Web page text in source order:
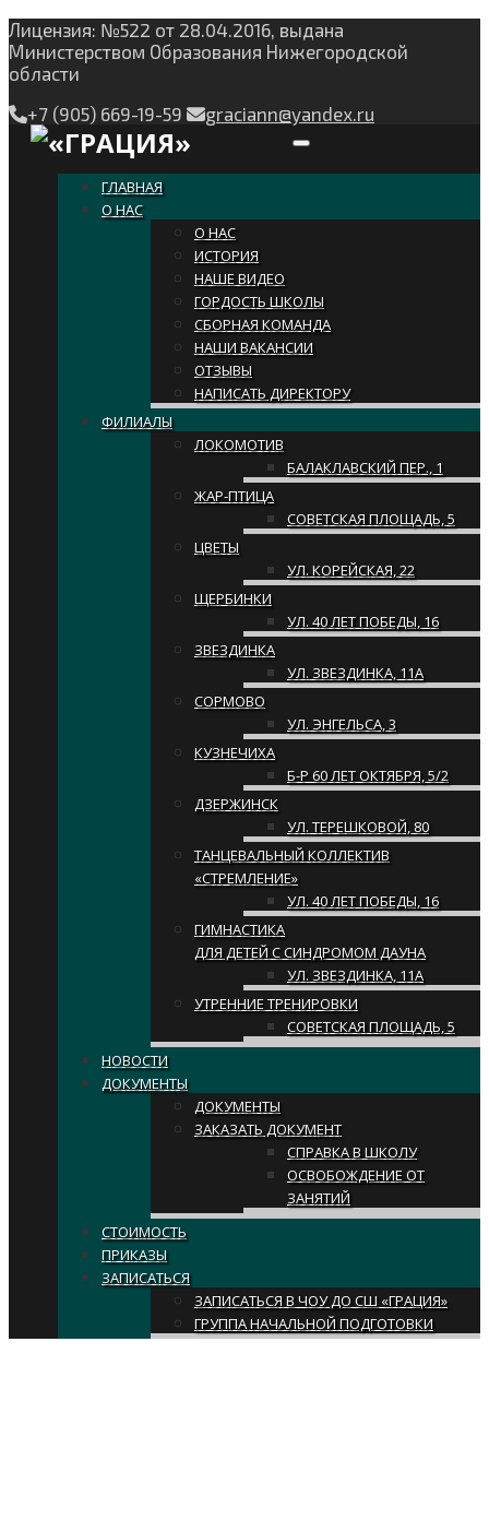
Лицензия: №522 от 28.04.2016, выдана
Министерством Образования Нижегородской
области
+7 (905) 669-19-59
graciann@yandex.ru
Toggle navigation
ГЛАВНАЯ
О НАС
О НАС
ИСТОРИЯ
НАШЕ ВИДЕО
ГОРДОСТЬ ШКОЛЫ
СБОРНАЯ КОМАНДА
НАШИ ВАКАНСИИ
ОТЗЫВЫ
НАПИСАТЬ ДИРЕКТОРУ
ФИЛИАЛЫ
ЛОКОМОТИВ
БАЛАКЛАВСКИЙ ПЕР., 1
ЖАР-ПТИЦА
СОВЕТСКАЯ ПЛОЩАДЬ, 5
ЦВЕТЫ
УЛ. КОРЕЙСКАЯ, 22
ЩЕРБИНКИ
УЛ. 40 ЛЕТ ПОБЕДЫ, 16
ЗВЕЗДИНКА
УЛ. ЗВЕЗДИНКА, 11А
СОРМОВО
УЛ. ЭНГЕЛЬСА, 3
КУЗНЕЧИХА
Б-Р 60 ЛЕТ ОКТЯБРЯ, 5/2
ДЗЕРЖИНСК
УЛ. ТЕРЕШКОВОЙ, 80
ТАНЦЕВАЛЬНЫЙ КОЛЛЕКТИВ
«СТРЕМЛЕНИЕ»
УЛ. 40 ЛЕТ ПОБЕДЫ, 16
ГИМНАСТИКА
ДЛЯ ДЕТЕЙ С СИНДРОМОМ ДАУНА
УЛ. ЗВЕЗДИНКА, 11А
УТРЕННИЕ ТРЕНИРОВКИ
СОВЕТСКАЯ ПЛОЩАДЬ, 5
НОВОСТИ
ДОКУМЕНТЫ
ДОКУМЕНТЫ
ЗАКАЗАТЬ ДОКУМЕНТ
СПРАВКА В ШКОЛУ
ОСВОБОЖДЕНИЕ ОТ
ЗАНЯТИЙ
СТОИМОСТЬ
ПРИКАЗЫ
ЗАПИСАТЬСЯ
ЗАПИСАТЬСЯ В ЧОУ ДО СШ «ГРАЦИЯ»
ГРУППА НАЧАЛЬНОЙ ПОДГОТОВКИ